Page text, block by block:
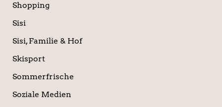
Shopping
Sisi
Sisi, Familie & Hof
Skisport
Sommerfrische
Soziale Medien